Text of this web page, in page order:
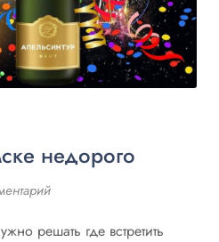
недорого
решать где встретить